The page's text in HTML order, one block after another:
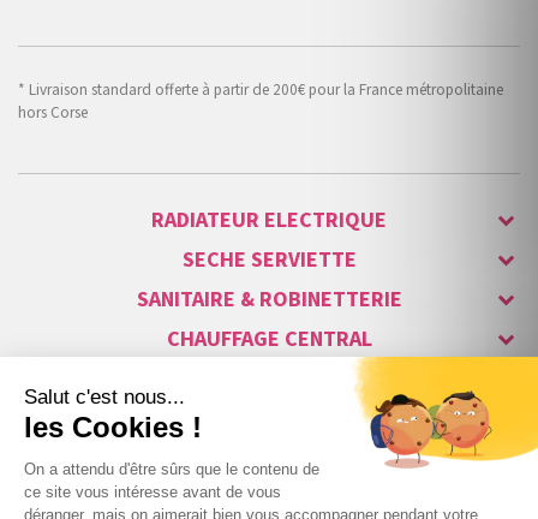
* Livraison standard offerte à partir de 200€ pour la France métropolitaine
hors Corse
RADIATEUR ELECTRIQUE
SECHE SERVIETTE
SANITAIRE & ROBINETTERIE
CHAUFFAGE CENTRAL
ALARME & SÉCURITÉ
MAISON CONNECTÉE
VISIOPHONE & INTERPHONE
LUMINAIRES & ECLAIRAGE